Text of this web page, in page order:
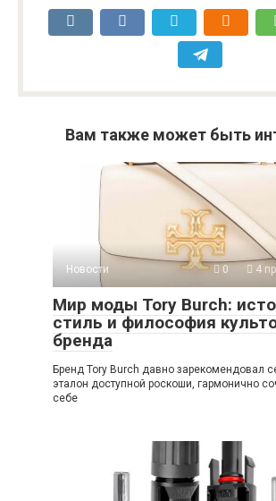
Вам также может быть
Новости 0 4
Мир моды Tory Burch:
стиль и философия
бренда
Бренд Tory Burch давно зарекомендовал
эталон доступной роскоши, гармонично
себе